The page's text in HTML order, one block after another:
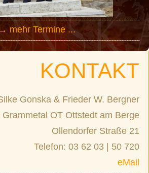
→ mehr Termine ...
KONTAKT
Gonska & Frieder W. Bergner
Grammetal OT Ottstedt am Berge
Ollendorfer Straße 21
Telefon: 03 62 03 | 50 720
eMail